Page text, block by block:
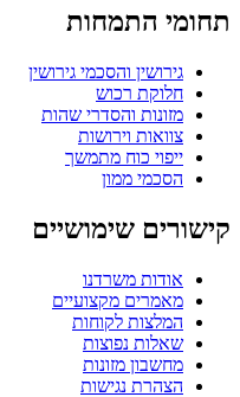
תחומי התמחות
גירושין והסכמי גירושין
חלוקת רכוש
מזונות והסדרי שהות
צוואות וירושות
ייפוי כוח מתמשך
הסכמי ממון
קישורים שימושיים
אודות משרדנו
מאמרים מקצועיים
המלצות לקוחות
שאלות נפוצות
מחשבון מזונות
הצהרת נגישות